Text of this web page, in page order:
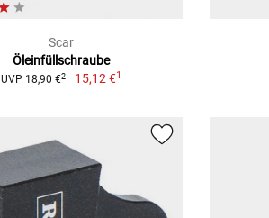
Scar
Öleinfüllschraube
UVP 18,90 €2 15,12 €1